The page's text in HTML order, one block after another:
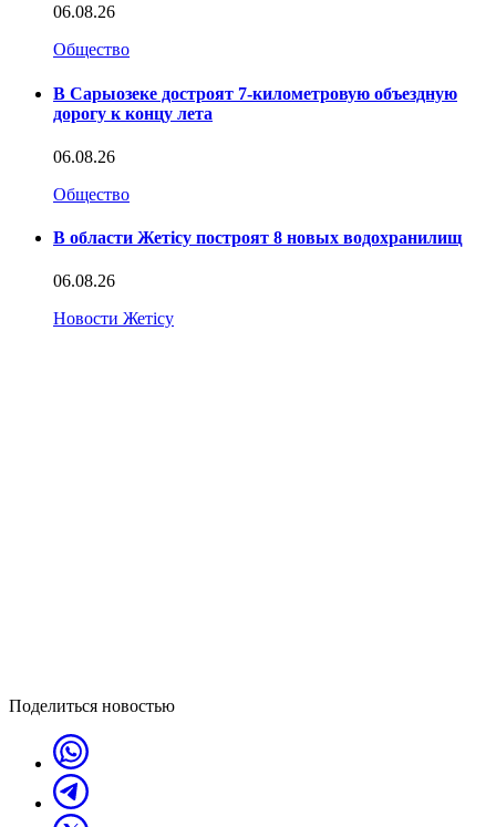
06.08.26
Общество
В Сарыозеке достроят 7-километровую объездную
дорогу к концу лета
06.08.26
Общество
В области Жетісу построят 8 новых водохранилищ
06.08.26
Новости Жетісу
Поделиться новостью